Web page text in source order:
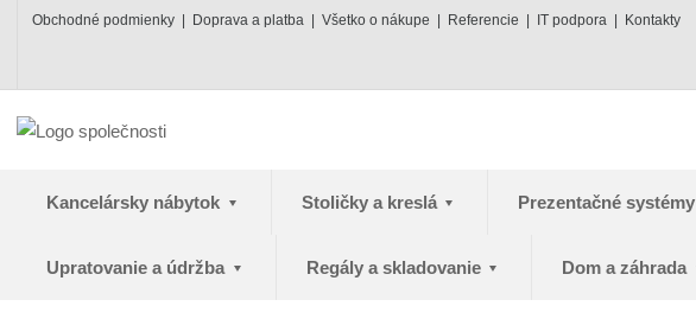
Obchodné podmienky Doprava a platba Všetko o nákupe Referencie IT podpora Kontakty
Kancelársky nábytok Stoličky a kreslá Prezentačné systémy
Upratovanie a údržba Regály a skladovanie Dom a záhrada